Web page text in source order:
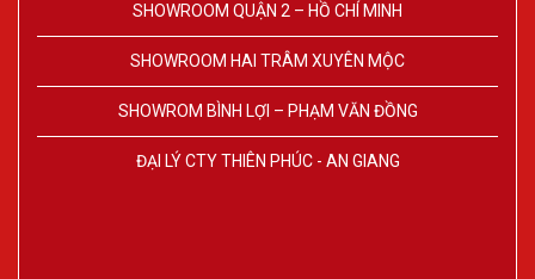
SHOWROOM QUẬN 2 – HỒ CHÍ MINH
SHOWROOM HAI TRÂM XUYÊN MỘC
SHOWROM BÌNH LỢI – PHẠM VĂN ĐỒNG
ĐẠI LÝ CTY THIÊN PHÚC - AN GIANG